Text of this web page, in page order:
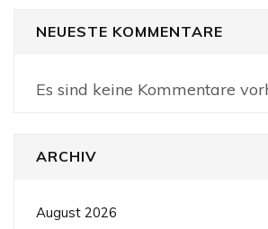
NEUESTE KOMMENTARE
Es sind keine Kommentare
ARCHIV
August 2026